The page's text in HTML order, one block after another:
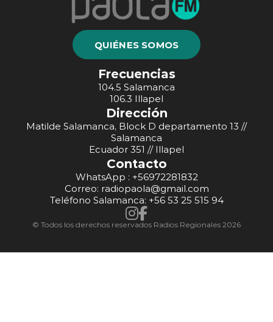
QUIÉNES SOMOS
Frecuencias
104.5 Salamanca
106.3 Illapel
Dirección
Matilde Salamanca, Block D departamento 13 //
Salamanca
Ecuador 351 // Illapel
Contacto
WhatsApp : +56972281832
Correo: radiopaola@gmail.com
Teléfono Salamanca: +56 53 25 515 94
© Todos los derechos reservados Radios Regionales 2026